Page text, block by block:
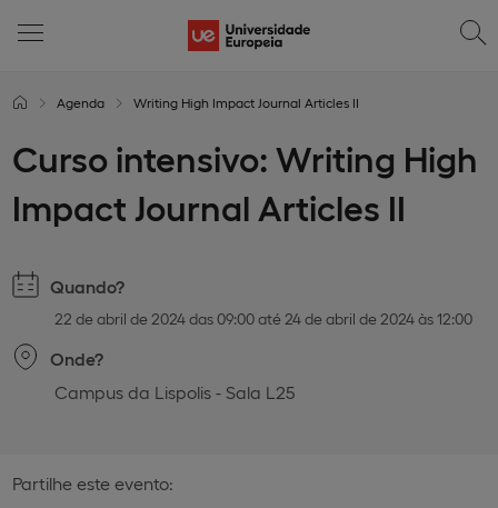
Agenda Writing High Impact Journal Articles II
Curso intensivo: Writing High
Impact Journal Articles II
Quando?
22 de abril de 2024 das 09:00 até 24 de abril de 2024 às 12:00
Onde?
Campus da Lispolis - Sala L25
Partilhe este evento: